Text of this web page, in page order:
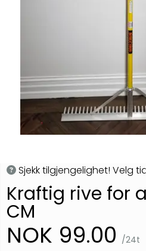
Sjekk tilgjengelighet! Velg
Kraftig rive for
CM
NOK 99.00 /24t